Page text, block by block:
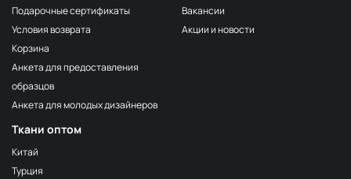
Подарочные сертификаты
Условия возврата
Корзина
Анкета для предоставления
образцов
Анкета для молодых дизайнеров
Ткани оптом
Китай
Турция
Вакансии
Акции и новости